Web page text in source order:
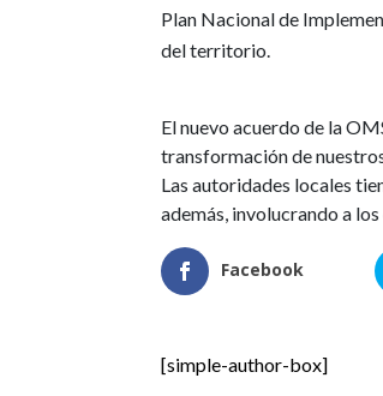
Plan Nacional de
del territorio.
El nuevo acuerdo de la
transformación de
Las autoridades locales
además, involucrando a
Facebook
[simple-author-box]